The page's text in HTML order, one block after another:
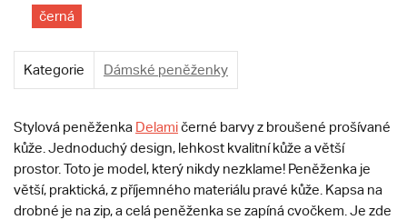
černá
Kategorie Dámské peněženky
Stylová peněženka Delamičerné barvy z broušené prošívané
kůže. Jednoduchý design, lehkost kvalitní kůže a větší
prostor. Toto je model, který nikdy nezklame! Peněženka je
větší, praktická, z příjemného materiálu pravé kůže. Kapsa na
drobné je na zip, a celá peněženka se zapíná cvočkem. Je zde